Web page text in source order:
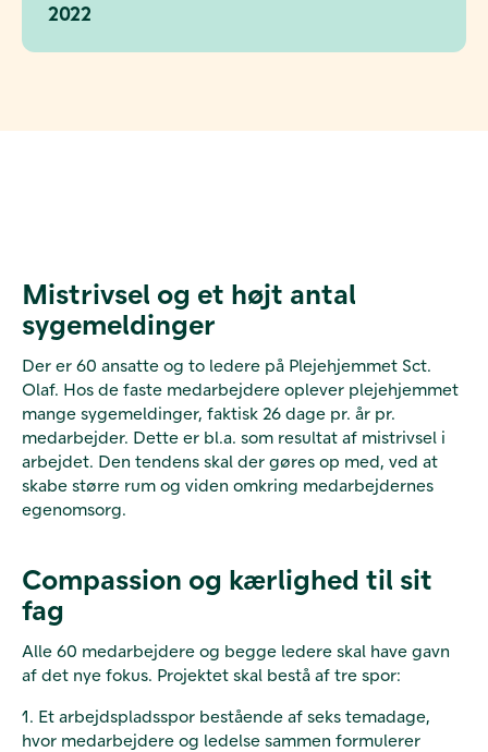
2022
Mistrivsel og et højt antal
sygemeldinger
Der er 60 ansatte og to ledere på Plejehjemmet Sct.
Olaf. Hos de faste medarbejdere oplever plejehjemmet
mange sygemeldinger, faktisk 26 dage pr. år pr.
medarbejder. Dette er bl.a. som resultat af mistrivsel i
arbejdet. Den tendens skal der gøres op med, ved at
skabe større rum og viden omkring medarbejdernes
egenomsorg.
Compassion og kærlighed til sit
fag
Alle 60 medarbejdere og begge ledere skal have gavn
af det nye fokus. Projektet skal bestå af tre spor:
1. Et arbejdspladsspor bestående af seks temadage,
hvor medarbejdere og ledelse sammen formulerer